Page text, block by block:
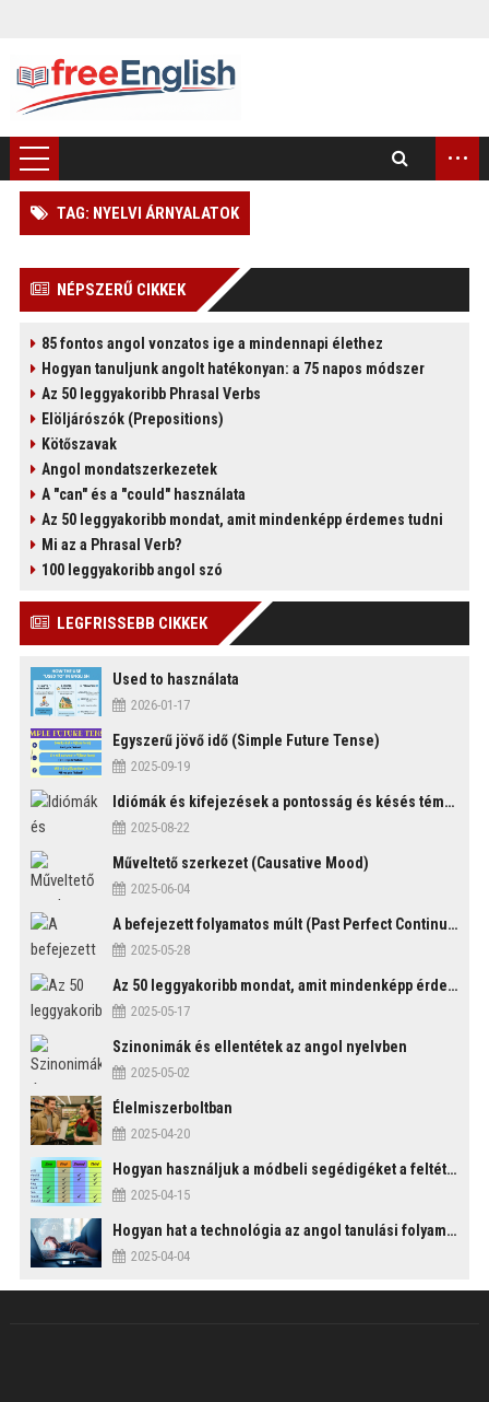
...
TAG: NYELVI ÁRNYALATOK
NÉPSZERŰ CIKKEK
85 fontos angol vonzatos ige a mindennapi élethez
Hogyan tanuljunk angolt hatékonyan: a 75 napos módszer
Az 50 leggyakoribb Phrasal Verbs
Elöljárószók (Prepositions)
Kötőszavak
Angol mondatszerkezetek
A "can" és a "could" használata
Az 50 leggyakoribb mondat, amit mindenképp érdemes tudni
Mi az a Phrasal Verb?
100 leggyakoribb angol szó
LEGFRISSEBB CIKKEK
Used to használata
2026-01-17
Egyszerű jövő idő (Simple Future Tense)
2025-09-19
Idiómák és kifejezések a pontosság és késés témakörében
2025-08-22
Műveltető szerkezet (Causative Mood)
2025-06-04
A befejezett folyamatos múlt (Past Perfect Continuous Tense)
2025-05-28
Az 50 leggyakoribb mondat, amit mindenképp érdemes tudni
2025-05-17
Szinonimák és ellentétek az angol nyelvben
2025-05-02
Élelmiszerboltban
2025-04-20
Hogyan használjuk a módbeli segédigéket a feltételes mondatszerkezetekben?
2025-04-15
Hogyan hat a technológia az angol tanulási folyamatokra?
2025-04-04